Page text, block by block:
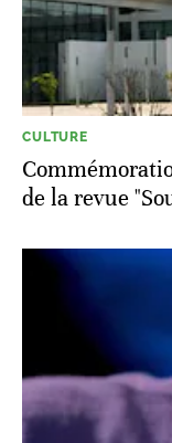
CULTURE
de la revue